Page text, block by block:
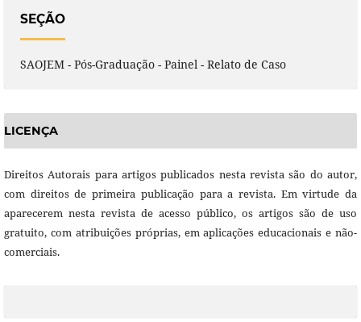
SEÇÃO
SAOJEM - Pós-Graduação - Painel - Relato de Caso
LICENÇA
Direitos Autorais para artigos publicados nesta revista são do autor,
com direitos de primeira publicação para a revista. Em virtude da
aparecerem nesta revista de acesso público, os artigos são de uso
gratuito, com atribuições próprias, em aplicações educacionais e não-
comerciais.